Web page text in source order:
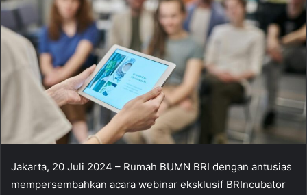
Jakarta, 20 Juli 2024 – Rumah BUMN BRI dengan antusias
mempersembahkan acara webinar eksklusif BRIncubator